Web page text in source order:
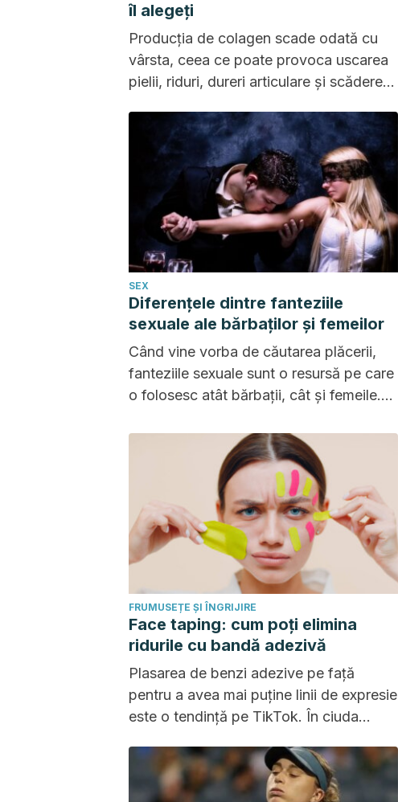
îl alegeți
Producția de colagen scade odată cu
vârsta, ceea ce poate provoca uscarea
pielii, riduri, dureri articulare și scăderea
adecvată poate face o mare diferență.
SEX
Diferențele dintre fanteziile
sexuale ale bărbaților și femeilor
Când vine vorba de căutarea plăcerii,
fanteziile sexuale sunt o resursă pe care
o folosesc atât bărbații, cât și femeile.
simte într-un fel anume.
FRUMUSEȚE ȘI ÎNGRIJIRE
Face taping: cum poți elimina
ridurile cu bandă adezivă
Plasarea de benzi adezive pe față
pentru a avea mai puține linii de expresie
este o tendință pe TikTok. În ciuda
sunt subtile și temporare.